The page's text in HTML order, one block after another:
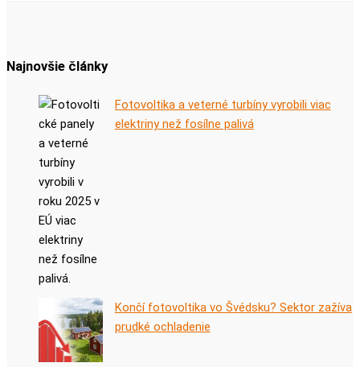
Najnovšie články
Fotovoltika a veterné turbíny vyrobili viac
elektriny než fosílne palivá
Končí fotovoltika vo Švédsku? Sektor zažíva
prudké ochladenie